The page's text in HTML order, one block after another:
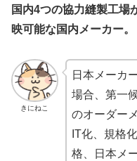
国内4つの協力縫製工場
映可能な国内メーカー。
きにねこ
日本メーカ
場合、第一
のオーダー
IT化、規格
格、日本メ